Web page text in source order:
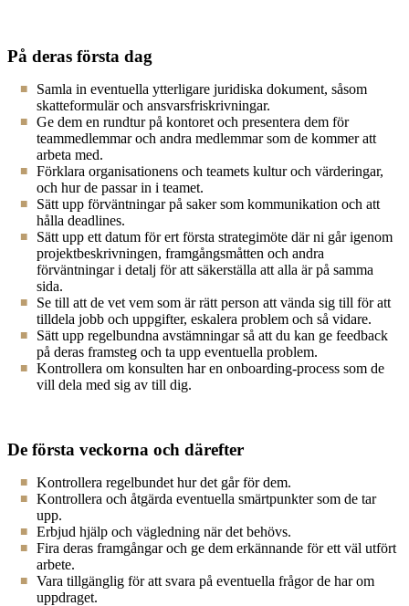
På deras första dag
Samla in eventuella ytterligare juridiska dokument, såsom
skatteformulär och ansvarsfriskrivningar.
Ge dem en rundtur på kontoret och presentera dem för
teammedlemmar och andra medlemmar som de kommer att
arbeta med.
Förklara organisationens och teamets kultur och värderingar,
och hur de passar in i teamet.
Sätt upp förväntningar på saker som kommunikation och att
hålla deadlines.
Sätt upp ett datum för ert första strategimöte där ni går igenom
projektbeskrivningen, framgångsmåtten och andra
förväntningar i detalj för att säkerställa att alla är på samma
sida.
Se till att de vet vem som är rätt person att vända sig till för att
tilldela jobb och uppgifter, eskalera problem och så vidare.
Sätt upp regelbundna avstämningar så att du kan ge feedback
på deras framsteg och ta upp eventuella problem.
Kontrollera om konsulten har en onboarding-process som de
vill dela med sig av till dig.
De första veckorna och därefter
Kontrollera regelbundet hur det går för dem.
Kontrollera och åtgärda eventuella smärtpunkter som de tar
upp.
Erbjud hjälp och vägledning när det behövs.
Fira deras framgångar och ge dem erkännande för ett väl utfört
arbete.
Vara tillgänglig för att svara på eventuella frågor de har om
uppdraget.